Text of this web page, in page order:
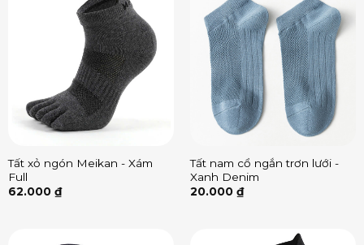
Tất xỏ ngón Meikan - Xám
Full
62.000 ₫
Tất nam cổ ngắn trơn lưới -
Xanh Denim
20.000 ₫